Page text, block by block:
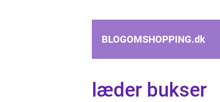
BLOGOMSHOPPING.dk
læder bukser